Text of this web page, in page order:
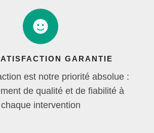
GARANTIE
est notre priorité absolue :
de qualité et de fiabilité à
chaque intervention